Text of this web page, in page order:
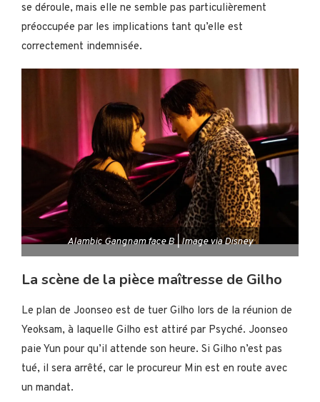
se déroule, mais elle ne semble pas particulièrement
préoccupée par les implications tant qu’elle est
correctement indemnisée.
Alambic Gangnam face B | Image via Disney
La scène de la pièce maîtresse de Gilho
Le plan de Joonseo est de tuer Gilho lors de la réunion de
Yeoksam, à laquelle Gilho est attiré par Psyché. Joonseo
paie Yun pour qu’il attende son heure. Si Gilho n’est pas
tué, il sera arrêté, car le procureur Min est en route avec
un mandat.